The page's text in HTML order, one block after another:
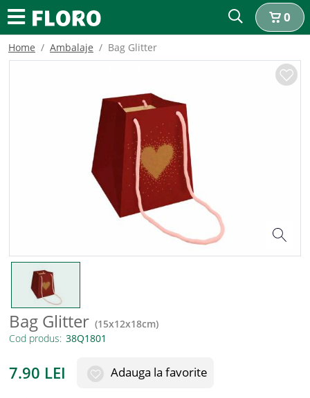
0
Home Ambalaje Bag Glitter
Bag Glitter (15x12x18cm)
Cod produs:
7.90 LEI Adauga la favorite